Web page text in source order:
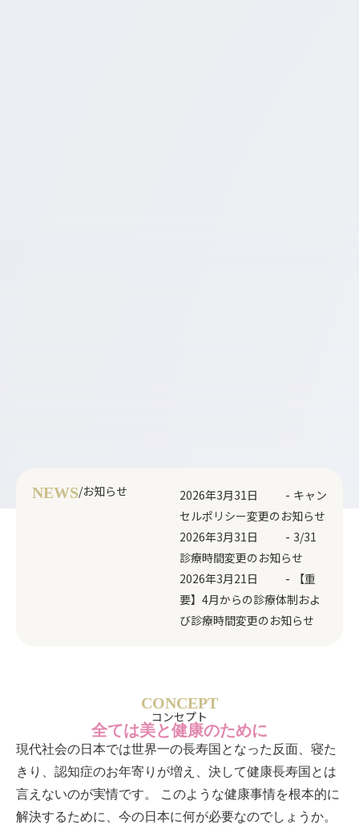
NEWS/お知らせ 2026年3月31日 - キャン
セルポリシー変更のお知らせ
2026年3月31日
- 3/31
診療時間変更のお知らせ
2026年3月21日
-
【重
要】4月からの診療体制およ
び診療時間変更のお知らせ
CONCEPT
コンセプト
全ては美と健康のために
現代社会の日本では世界一の長寿国となった反面、寝た
きり、認知症のお年寄りが増え、決して健康長寿国とは
言えないのが実情です。 このような健康事情を根本的に
解決するために、今の日本に何が必要なのでしょうか。